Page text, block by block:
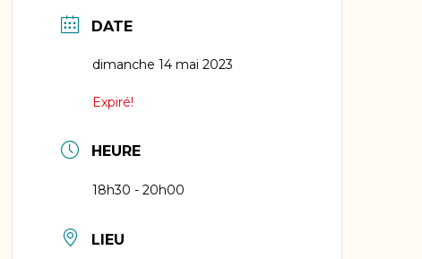
DATE
dimanche 14 mai 2023
Expiré!
HEURE
18h30 - 20h00
LIEU